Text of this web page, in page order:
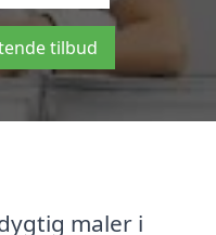
tilbud
maler i